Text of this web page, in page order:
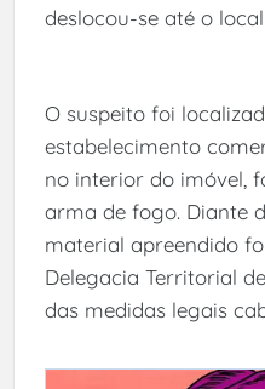
deslocou-se até o
O suspeito foi
estabelecimento
no interior do imóvel,
arma de fogo. Diante
material apreendido
Delegacia Territorial
das medidas legais